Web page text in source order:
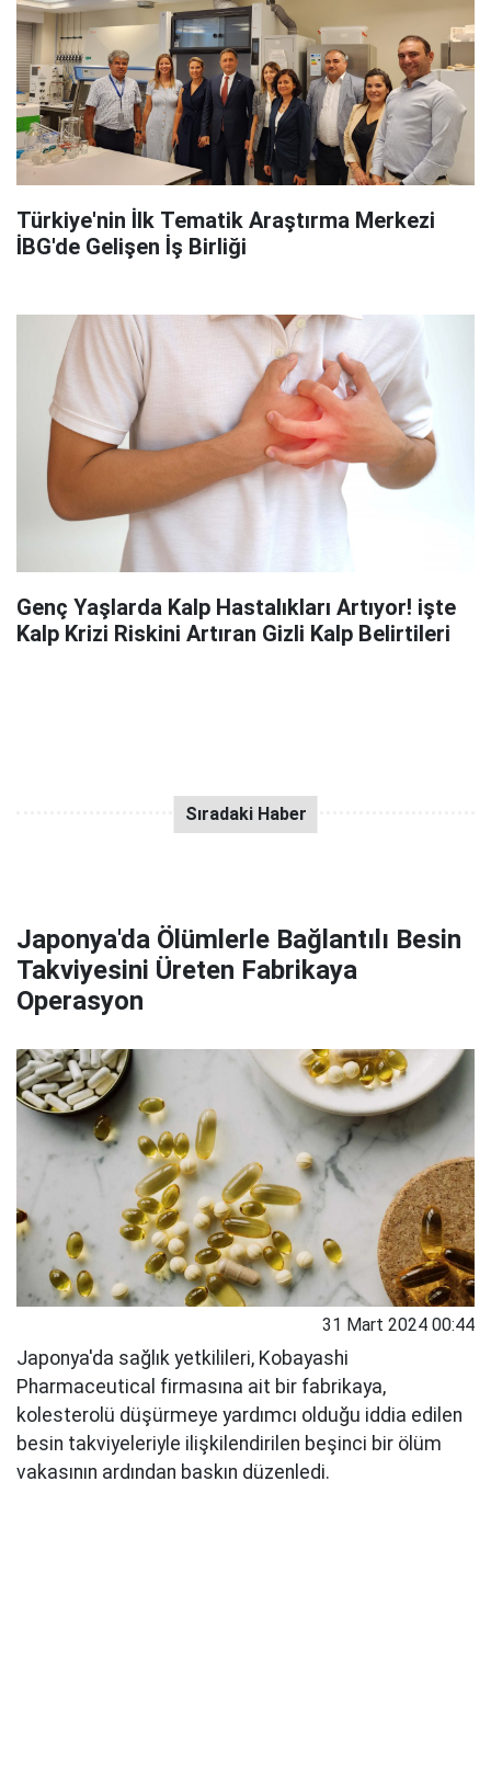
Türkiye'nin İlk Tematik Araştırma Merkezi
İBG'de Gelişen İş Birliği
Genç Yaşlarda Kalp Hastalıkları Artıyor! işte
Kalp Krizi Riskini Artıran Gizli Kalp Belirtileri
Japonya'da Ölümlerle Bağlantılı Besin
Takviyesini Üreten Fabrikaya
Operasyon
31 Mart 2024 00:44
Japonya'da sağlık yetkilileri, Kobayashi
Pharmaceutical firmasına ait bir fabrikaya,
kolesterolü düşürmeye yardımcı olduğu iddia edilen
besin takviyeleriyle ilişkilendirilen beşinci bir ölüm
vakasının ardından baskın düzenledi.